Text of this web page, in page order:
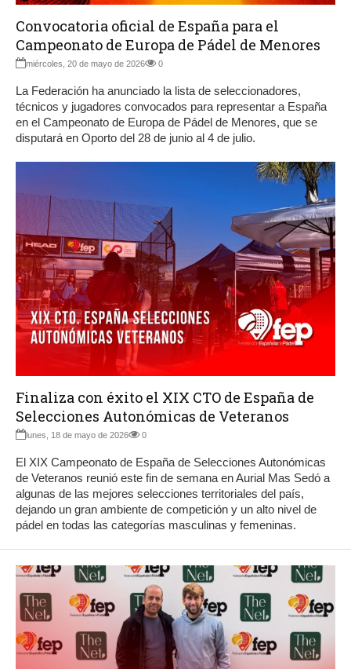
Convocatoria oficial de España para el
Campeonato de Europa de Pádel de Menores
miércoles, 20 de mayo de 2026 0
La Federación ha anunciado la lista de seleccionadores,
técnicos y jugadores convocados para representar a España
en el Campeonato de Europa de Pádel de Menores, que se
disputará en Oporto del 28 de junio al 4 de julio.
Finaliza con éxito el XIX CTO de España de
Selecciones Autonómicas de Veteranos
lunes, 18 de mayo de 2026 0
El XIX Campeonato de España de Selecciones Autonómicas
de Veteranos reunió este fin de semana en Aurial Mas Sedó a
algunas de las mejores selecciones territoriales del país,
dejando un gran ambiente de competición y un alto nivel de
pádel en todas las categorías masculinas y femeninas.